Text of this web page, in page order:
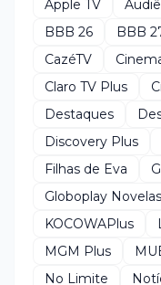
Apple TV
BBB 26
BBB
CazéTV
Claro TV Plus
Destaques
Discovery Plus
Filhas de Eva
Globoplay Novelas
KOCOWAPlus
MGM Plus
No Limite